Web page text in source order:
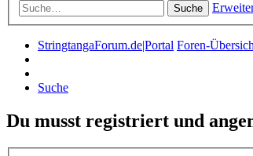
Suche
StringtangaForum.de|Portal Foren-
Suche
Du musst registriert und